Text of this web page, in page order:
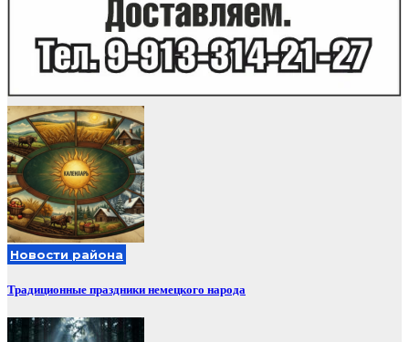
Новости района
Традиционные праздники немецкого народа